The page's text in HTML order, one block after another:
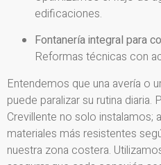
edificaciones.
Fontanería integral para
Reformas técnicas con
Entendemos que una avería o
puede paralizar su rutina diaria.
Crevillente no solo instalamos;
materiales más resistentes
nuestra zona costera.